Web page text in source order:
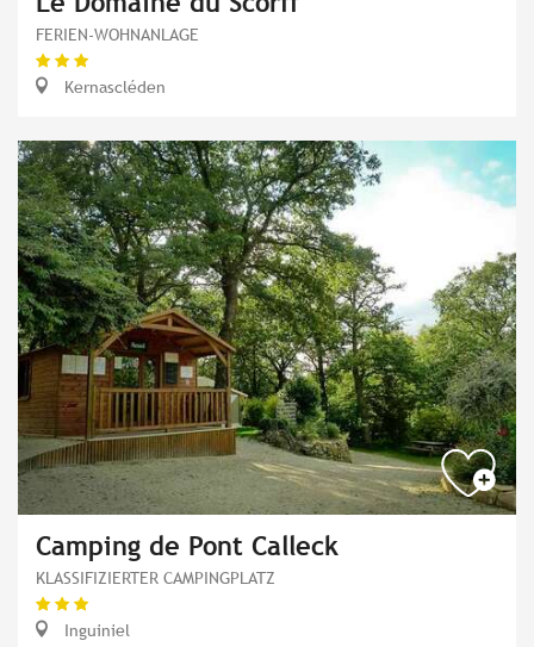
FERIEN-WOHNANLAGE
Kernascléden
Camping de Pont Calleck
KLASSIFIZIERTER CAMPINGPLATZ
Inguiniel